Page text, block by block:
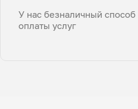
У нас безналичный способ
оплаты услуг